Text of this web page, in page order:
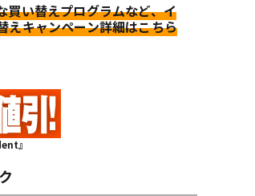
買い替えプログラムなど、イ
えキャンペーン詳細はこちら
』